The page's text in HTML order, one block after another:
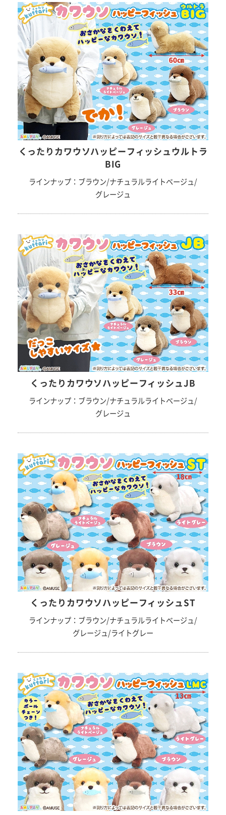
くったりカワウソハッピーフィッシュウルトラ
BIG
ラインナップ：ブラウン/ナチュラルライトベージュ/
グレージュ
くったりカワウソハッピーフィッシュJB
ラインナップ：ブラウン/ナチュラルライトベージュ/
グレージュ
くったりカワウソハッピーフィッシュST
ラインナップ：ブラウン/ナチュラルライトベージュ/
グレージュ/ライトグレー